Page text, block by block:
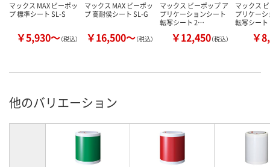
マックス MAX ビーポッ
プ 標準シート SL-S
￥5,930～（税込）
マックス MAX ビーポッ
プ 高耐侯シート SL-G
￥16,500～（税込）
マックス ビーポップ ア
プリケーションシート
転写シート 2…
￥12,450（税込）
マックス
プリケー
転写シー
￥
他のバリエーション